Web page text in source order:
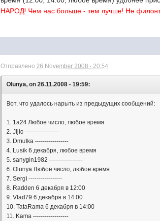
НАРОД! Чем нас больше - тем лучше! Не
Отправлено 26 November 2008 - 20:54
Olunya, on 26.11.2008 - 19:59:
Вот, что удалось нарыть из предыдущих сообщений:
1. 1а24 Любое число, любое время
2. Jijio -----------------
3. Dmulka -----------------
4. Lusik 6 декабря, любое время
5. sanygin1982 -----------------
6. Olunya Любое число, любое время
7. Sergi -----------------
8. Radden 6 декабря в 12:00
9. Vlad79 6 декабря в 14:00
10. TataRama 6 декабря в 14:00
11. Kama ------------------